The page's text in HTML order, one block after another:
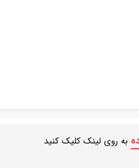
به روی لینک کلیک کنید